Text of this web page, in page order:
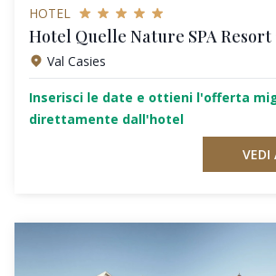
HOTEL
Hotel Quelle Nature SPA
Val Casies
Inserisci le date e ottieni l'offerta
direttamente dall'hotel
VEDI